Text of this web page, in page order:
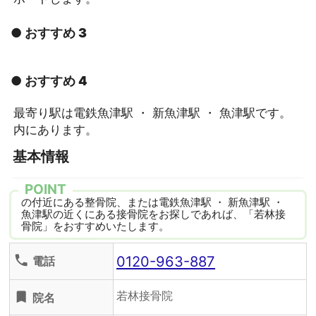
● おすすめ 3
● おすすめ 4
最寄り駅は電鉄魚津駅 ・ 新魚津駅 ・ 魚津駅です。
内にあります。
基本情報
POINT
の付近にある整骨院、または電鉄魚津駅 ・ 新魚津駅 ・
魚津駅の近くにある接骨院をお探しであれば、「若林接
骨院」をおすすめいたします。
phone 電話 0120-963-887
turned_in 院名 若林接骨院